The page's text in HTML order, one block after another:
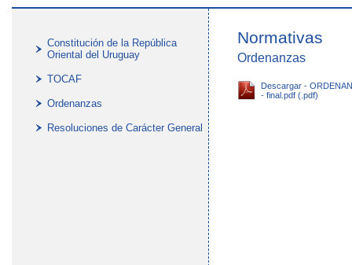
Constitución de la República
Oriental del Uruguay
TOCAF
Ordenanzas
Resoluciones de Carácter General
Normativas
Ordenanzas
Descargar -
- final.pdf (.pdf)